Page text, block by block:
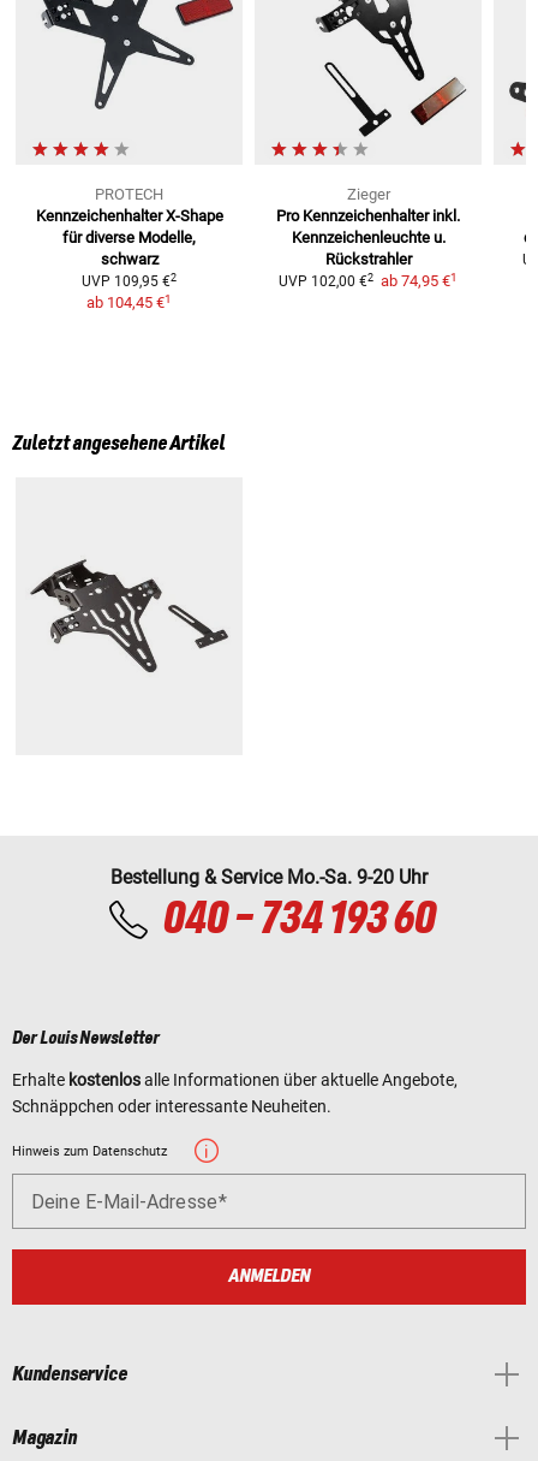
PROTECH
Kennzeichenhalter X-Shape
für diverse Modelle,
schwarz
UVP 109,95 €2
ab 104,45 €1
Zieger
Pro Kennzeichenhalter inkl.
Kennzeichenleuchte u.
Rückstrahler
UVP 102,00 €2 ab 74,95 €1
Zuletzt angesehene Artikel
Bestellung & Service Mo.-Sa. 9-20 Uhr
040 - 734 193 60
Der Louis Newsletter
Erhalte kostenlosalle Informationen über aktuelle Angebote,
Schnäppchen oder interessante Neuheiten.
Hinweis zum Datenschutz
Deine E-Mail-Adresse
ANMELDEN
Kundenservice
Magazin